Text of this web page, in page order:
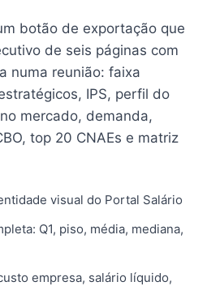
botão de exportação que
de seis páginas com
numa reunião: faixa
IPS, perfil do
mercado, demanda,
top 20 CNAEs e matriz
visual do Portal Salário
Q1, piso, média, mediana,
empresa, salário líquido,